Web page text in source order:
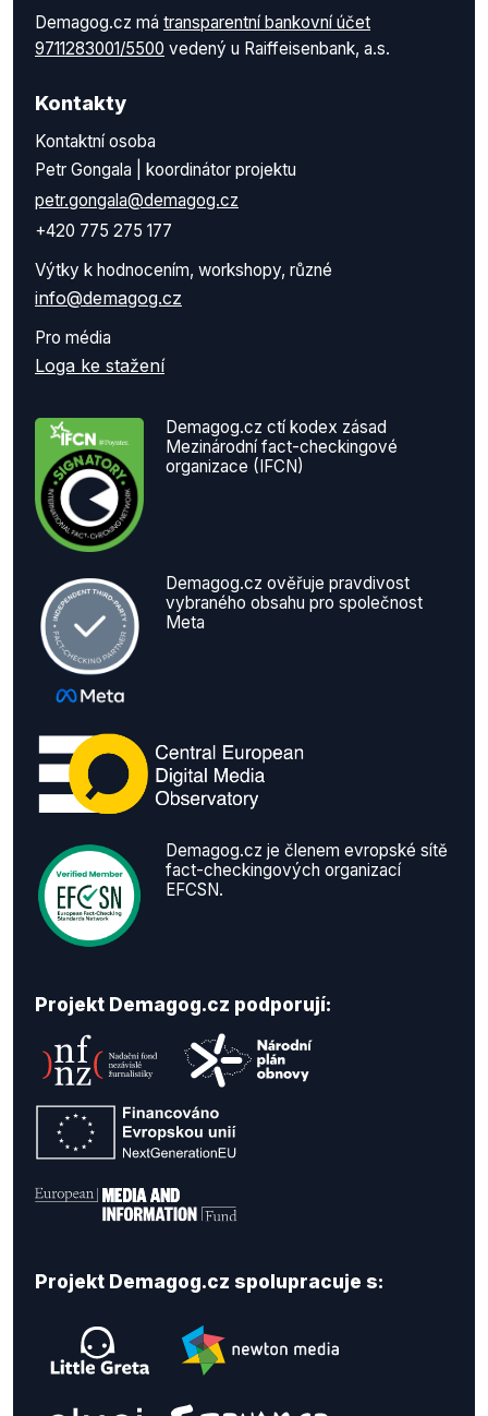
Demagog.cz má transparentní bankovní účet
9711283001/5500 vedený u Raiffeisenbank, a.s.
Kontakty
Kontaktní osoba
Petr Gongala | koordinátor projektu
petr.gongala@demagog.cz
+420 775 275 177
Výtky k hodnocením, workshopy, různé
info@demagog.cz
Pro média
Loga ke stažení
Demagog.cz ctí kodex zásad
Mezinárodní fact-checkingové
organizace (IFCN)
Demagog.cz ověřuje pravdivost
vybraného obsahu pro společnost
Meta
Demagog.cz je členem evropské sítě
fact-checkingových organizací
EFCSN.
Projekt Demagog.cz podporují:
Projekt Demagog.cz spolupracuje s: